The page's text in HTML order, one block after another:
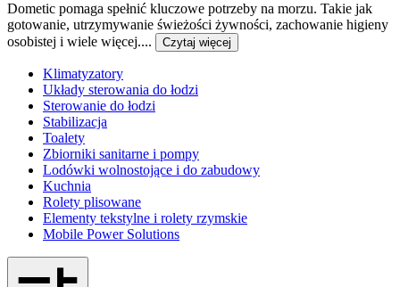
Dometic pomaga spełnić kluczowe potrzeby na morzu. Takie jak
gotowanie, utrzymywanie świeżości żywności, zachowanie higieny
osobistej i wiele więcej....
Czytaj więcej
Klimatyzatory
Układy sterowania do łodzi
Sterowanie do łodzi
Stabilizacja
Toalety
Zbiorniki sanitarne i pompy
Lodówki wolnostojące i do zabudowy
Kuchnia
Rolety plisowane
Elementy tekstylne i rolety rzymskie
Mobile Power Solutions